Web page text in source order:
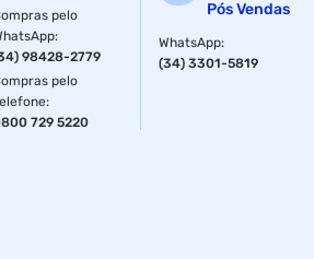
pelo
:
98428-2779
pelo
:
729 5220
Pós Vendas
WhatsApp:
(34) 3301-5819